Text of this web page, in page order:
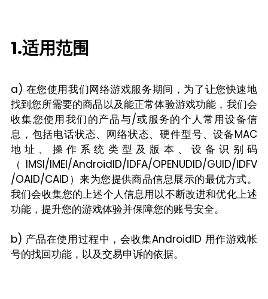
1.适用范围
a) 在您使用我们网络游戏服务期间，为了让您快速地
找到您所需要的商品以及能正常体验游戏功能，我们会
收集您使用我们的产品与/或服务的个人常用设备信
息，包括电话状态、网络状态、硬件型号、设备MAC
地址、操作系统类型及版本、设备识别码
（IMSI/IMEI/AndroidID/IDFA/OPENUDID/GUID/IDFV
/OAID/CAID）来为您提供商品信息展示的最优方式。
我们会收集您的上述个人信息用以不断改进和优化上述
功能，提升您的游戏体验并保障您的账号安全。
b) 产品在使用过程中，会收集AndroidID 用作游戏帐
号的找回功能，以及交易申诉的依据。